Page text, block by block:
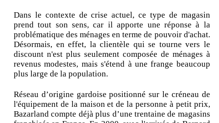
Dans le contexte de crise actuel, ce type de magasin
prend tout son sens, car il apporte une réponse à la
problématique des ménages en terme de pouvoir d'achat.
Désormais, en effet, la clientèle qui se tourne vers le
discount n'est plus seulement composée de ménages à
revenus modestes, mais s'étend à une frange beaucoup
plus large de la population.
Réseau d’origine gardoise positionné sur le créneau de
l'équipement de la maison et de la personne à petit prix,
Bazarland compte déjà plus d’une trentaine de magasins